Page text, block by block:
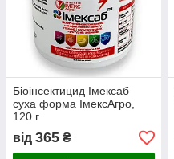
Біоінсектицид Імексаб
суха форма ІмексАгро,
120 г
від 365 ₴